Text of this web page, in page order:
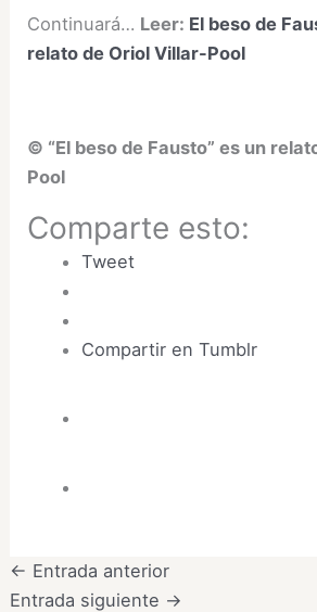
Continuará… Leer: El beso de
relato de Oriol Villar-Pool
© “El beso de Fausto” es un
Pool
Comparte esto:
Tweet
Compartir en Tumblr
← Entrada anterior
Entrada siguiente →